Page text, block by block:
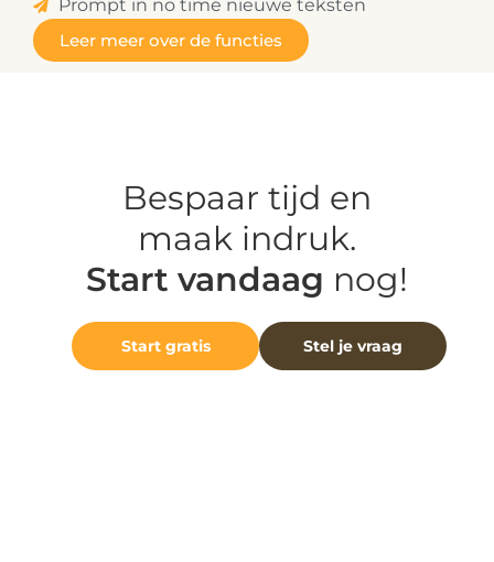
Prompt in no time nieuwe teksten
Leer meer over de functies
Bespaar tijd en
maak indruk.
Start vandaag nog!
Start gratis Stel je vraag